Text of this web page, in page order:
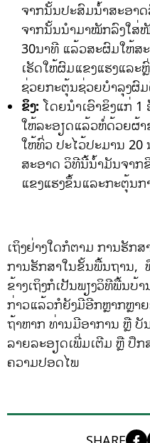
ຈາກນັ້ນປະສົມນໍ້າສະອາ
ຈາກນັ້ນນຳມາໝັກລົງໃສ່
30ນາທີ ແລ້ວສະຜົມໃຫ້ສ
ເຮັດໃຫ້ຜົມແຂງແຮງແລ
ຊ່ວຍກະຕຸ້ນຊ່ວຍບໍາລຸງຜົ
ຂິງ: ໂດຍນໍາເອົາຂິງແກ່
ໃຫ້ລະອຽດແລ້ວຫໍ່ດ້ວຍຜ້
ໃຫ້ທົ່ວ ປະໄວ້ປະມານ 20
ສະອາດ ວິທີນີ້ນ້ຳມັນຈາກ
ແຂງແຮງຂຶ້ນແລະກະຕຸ້ນ
ເຖິງຢ່າງໃດກໍຕາມ ການຮັກ
ການຮັກສາໃນຂັ້ນພື້ນຖານ,
ຂ້າງເຖິງກໍເປັນພຽງວິທີພື້ນ
ກ່າວແລ້ວກໍຍັງມີອີກຫຼາກຫຼາ
ຖ້າຫາກ ທ່ານມີອາການ ຫຼື ບັ
ລາຍລະອຽດເພີ່ມເຕີມ ຫຼື ປຶ
ຄວາມປອດໄພ